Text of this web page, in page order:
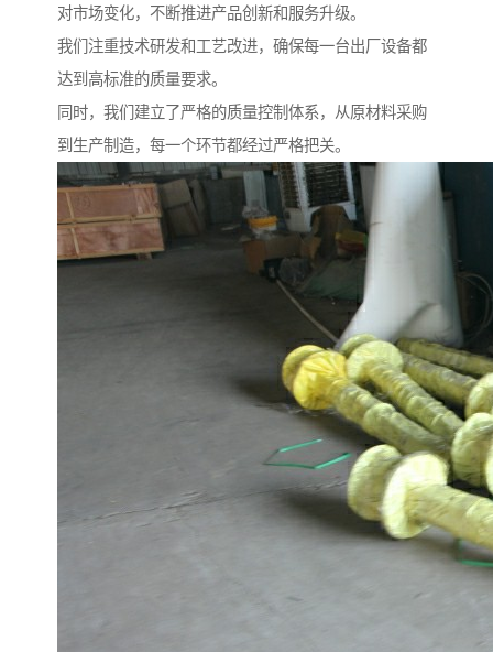
对市场变化，不断推进产品创新和服务升级。
我们注重技术研发和工艺改进，确保每一台出厂设备都
达到高标准的质量要求。
同时，我们建立了严格的质量控制体系，从原材料采购
到生产制造，每一个环节都经过严格把关。